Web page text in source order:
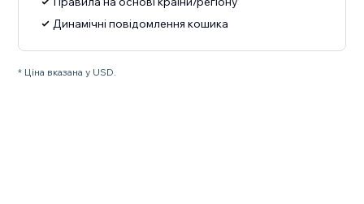
Динамічні повідомлення кошика
* Ціна вказана у USD.